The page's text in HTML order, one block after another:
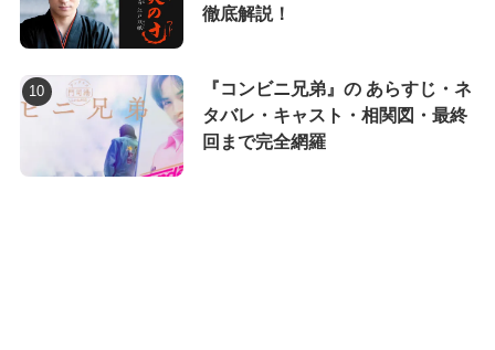
徹底解説！
『コンビニ兄弟』の あらすじ・ネ
タバレ・キャスト・相関図・最終
回まで完全網羅